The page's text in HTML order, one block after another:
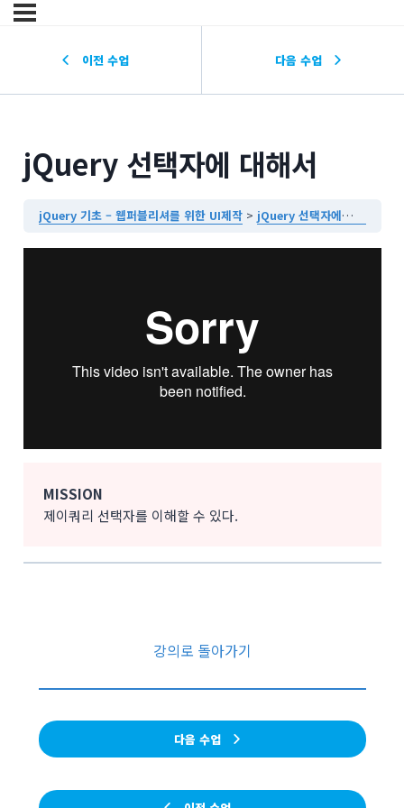
이전 수업 다음 수업
jQuery 선택자에 대해서
jQuery 기초 – 웹퍼블리셔를 위한 UI제작 jQuery 선택자에 대해서
MISSION
제이쿼리 선택자를 이해할 수 있다.
강의로 돌아가기
다음 수업